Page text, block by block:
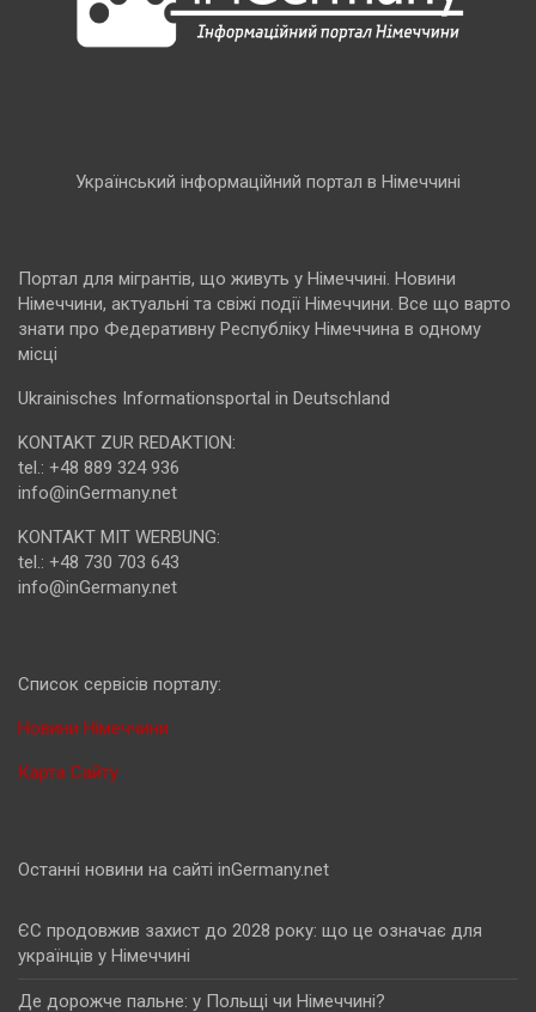
Український інформаційний портал в Німеччині
Портал для мігрантів, що живуть у Німеччині. Новини
Німеччини, актуальні та свіжі події Німеччини. Все що варто
знати про Федеративну Республіку Німеччина в одному
місці
Ukrainisches Informationsportal in Deutschland
KONTAKT ZUR REDAKTION:
tel.: +48 889 324 936
info@inGermany.net
KONTAKT MIT WERBUNG:
tel.: +48 730 703 643
info@inGermany.net
Cписок сервісів порталу:
Новини Німеччини
Карта Сайту
Останні новини на сайті inGermany.net
ЄС продовжив захист до 2028 року: що це означає для
українців у Німеччині
Де дорожче пальне: у Польщі чи Німеччині?